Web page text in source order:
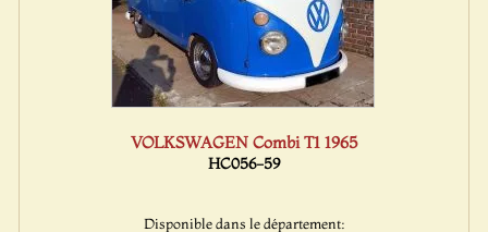
VOLKSWAGEN Combi T1 1965
HC056-59
Disponible dans le département: